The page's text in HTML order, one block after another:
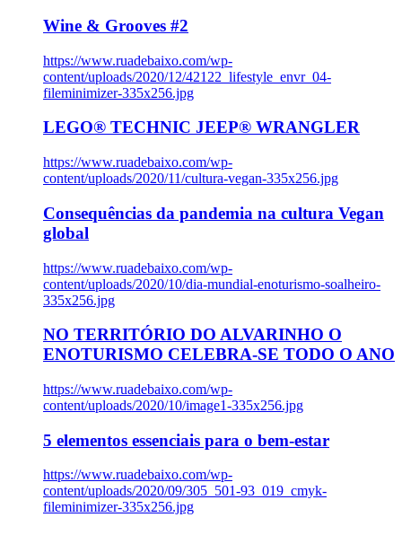
Wine & Grooves #2
https://www.ruadebaixo.com/wp-
content/uploads/2020/12/42122_lifestyle_envr_04-
fileminimizer-335x256.jpg
LEGO® TECHNIC JEEP® WRANGLER
https://www.ruadebaixo.com/wp-
content/uploads/2020/11/cultura-vegan-335x256.jpg
Consequências da pandemia na cultura Vegan
global
https://www.ruadebaixo.com/wp-
content/uploads/2020/10/dia-mundial-enoturismo-soalheiro-
335x256.jpg
NO TERRITÓRIO DO ALVARINHO O
ENOTURISMO CELEBRA-SE TODO O ANO
https://www.ruadebaixo.com/wp-
content/uploads/2020/10/image1-335x256.jpg
5 elementos essenciais para o bem-estar
https://www.ruadebaixo.com/wp-
content/uploads/2020/09/305_501-93_019_cmyk-
fileminimizer-335x256.jpg